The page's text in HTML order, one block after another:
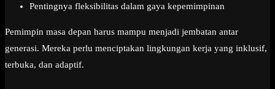
Pentingnya fleksibilitas dalam gaya kepemimpinan
Pemimpin masa depan harus mampu menjadi jembatan antar
generasi. Mereka perlu menciptakan lingkungan kerja yang inklusif,
terbuka, dan adaptif.